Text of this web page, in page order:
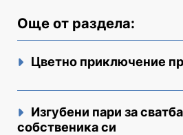
Още от раздела:
Цветно приключение
Изгубени пари за
собственика си